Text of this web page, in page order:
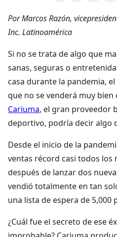
Por Marcos Razón,
Inc. Latinoamérica
Si no se trata de algo que
sanas, seguras o
casa durante la pandemia,
que no se venderá muy
Cariuma, el gran proveedor
deportivo, podría decir algo
Desde el inicio de la
ventas récord casi todos los
después de lanzar dos
vendió totalmente en tan
una lista de espera de 5,000
¿Cuál fue el secreto de ese